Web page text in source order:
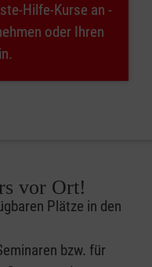
Hilfe-Kurse an -
oder Ihren
vor Ort!
Plätze in den
bzw. für